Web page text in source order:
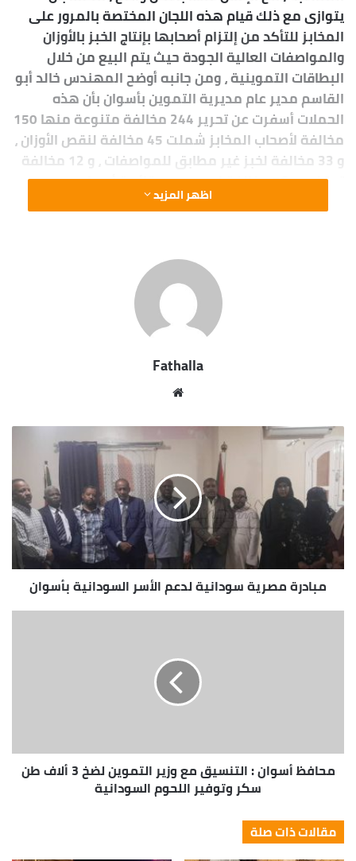
يتوازى مع ذلك قيام هذه اللجان المختصة بالمرور على
المخابز للتأكد من إلتزام أصحابها بإنتاج الخبز بالأوزان
والمواصفات العالية الجودة حيث يتم البيع من خلال
البطاقات التموينية ، ومن جانبه أوضح المهندس خالد أبو
القاسم مدير عام مديرية التموين بأسوان بأن هذه
الحملات أسفرت عن تحرير 244 مخالفة متنوعة منها 150
مخالفة لأصحاب المخابز شملت 45 مخالفة لنقص الأوزان ،
و 33 مخالفة لخبز غير مطابق للمواصفات ، و 12 مخالفة
توقف ، و 56 مخالفة لعدم وجود قائمة أسعار وعدم
اظهر المزيد
Fathalla
الوي
ب
مبادرة مصرية سودانية لدعم الأسر السودانية بأسوان
محافظ أسوان : التنسيق مع وزير التموين لضخ 3 ألاف طن
سكر وتوفير اللحوم السودانية
مقالات ذات صلة